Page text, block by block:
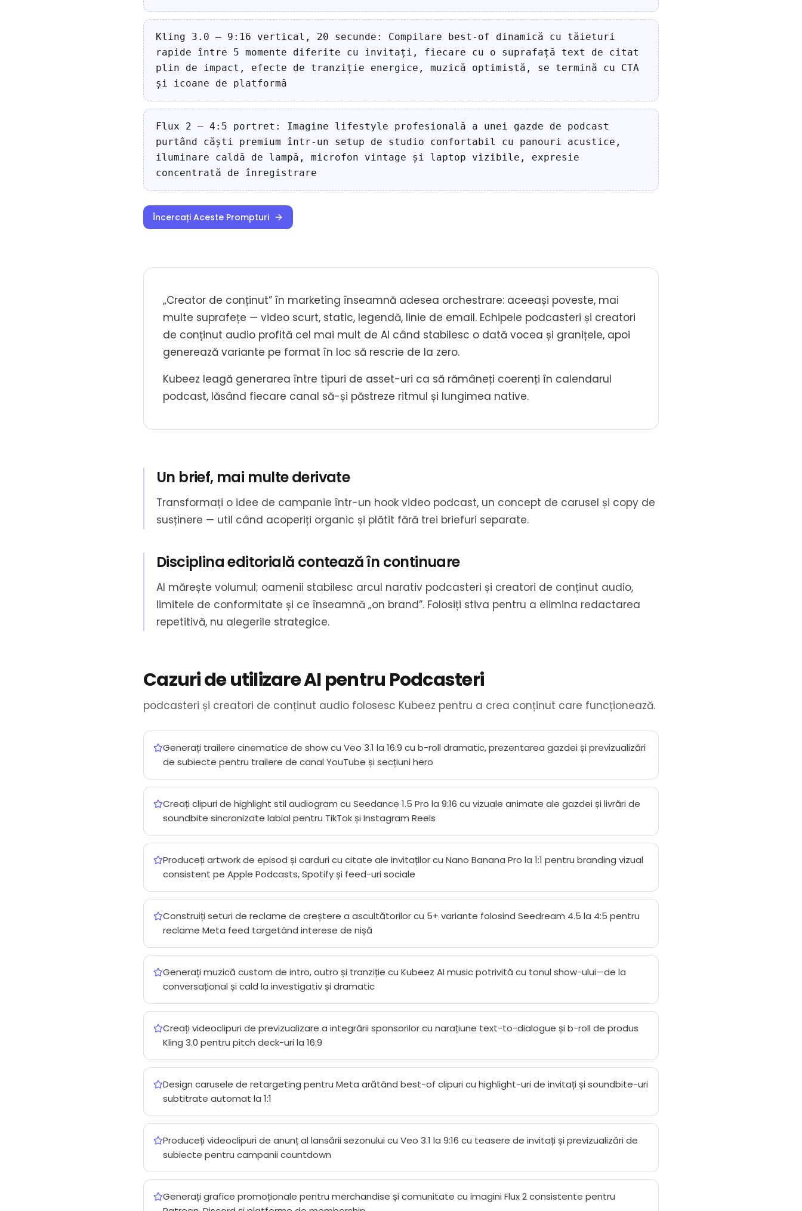
Kling 3.0 — 9:16 vertical, 20 secunde: Compilare best-of dinamică cu tăieturi
rapide între 5 momente diferite cu invitați, fiecare cu o suprafață text de citat
plin de impact, efecte de tranziție energice, muzică optimistă, se termină cu CTA
și icoane de platformă
Flux 2 — 4:5 portret: Imagine lifestyle profesională a unei gazde de podcast
purtând căști premium într-un setup de studio confortabil cu panouri acustice,
iluminare caldă de lampă, microfon vintage și laptop vizibile, expresie
concentrată de înregistrare
Încercați Aceste Prompturi
„Creator de conținut” în marketing înseamnă adesea orchestrare: aceeași poveste, mai
multe suprafețe — video scurt, static, legendă, linie de email. Echipele podcasteri și creatori
de conținut audio profită cel mai mult de AI când stabilesc o dată vocea și granițele, apoi
generează variante pe format în loc să rescrie de la zero.
Kubeez leagă generarea între tipuri de asset-uri ca să rămâneți coerenți în calendarul
podcast, lăsând fiecare canal să-și păstreze ritmul și lungimea native.
Un brief, mai multe derivate
Transformați o idee de campanie într-un hook video podcast, un concept de carusel și copy de
susținere — util când acoperiți organic și plătit fără trei briefuri separate.
Disciplina editorială contează în continuare
AI mărește volumul; oamenii stabilesc arcul narativ podcasteri și creatori de conținut audio,
limitele de conformitate și ce înseamnă „on brand”. Folosiți stiva pentru a elimina redactarea
repetitivă, nu alegerile strategice.
Cazuri de utilizare AI pentru Podcasteri
podcasteri și creatori de conținut audio folosesc Kubeez pentru a crea conținut care funcționează.
Generați trailere cinematice de show cu Veo 3.1 la 16:9 cu b-roll dramatic, prezentarea gazdei și previzualizări
de subiecte pentru trailere de canal YouTube și secțiuni hero
Creați clipuri de highlight stil audiogram cu Seedance 1.5 Pro la 9:16 cu vizuale animate ale gazdei și livrări de
soundbite sincronizate labial pentru TikTok și Instagram Reels
Produceți artwork de episod și carduri cu citate ale invitaților cu Nano Banana Pro la 1:1 pentru branding vizual
consistent pe Apple Podcasts, Spotify și feed-uri sociale
Construiți seturi de reclame de creștere a ascultătorilor cu 5+ variante folosind Seedream 4.5 la 4:5 pentru
reclame Meta feed targetând interese de nișă
Generați muzică custom de intro, outro și tranziție cu Kubeez AI music potrivită cu tonul show-ului—de la
conversațional și cald la investigativ și dramatic
Creați videoclipuri de previzualizare a integrării sponsorilor cu narațiune text-to-dialogue și b-roll de produs
Kling 3.0 pentru pitch deck-uri la 16:9
Design carusele de retargeting pentru Meta arătând best-of clipuri cu highlight-uri de invitați și soundbite-uri
subtitrate automat la 1:1
Produceți videoclipuri de anunț al lansării sezonului cu Veo 3.1 la 9:16 cu teasere de invitați și previzualizări de
subiecte pentru campanii countdown
Generați grafice promoționale pentru merchandise și comunitate cu imagini Flux 2 consistente pentru